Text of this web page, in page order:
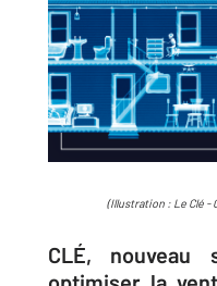
(Illustration : Le Clé -
CLÉ, nouveau